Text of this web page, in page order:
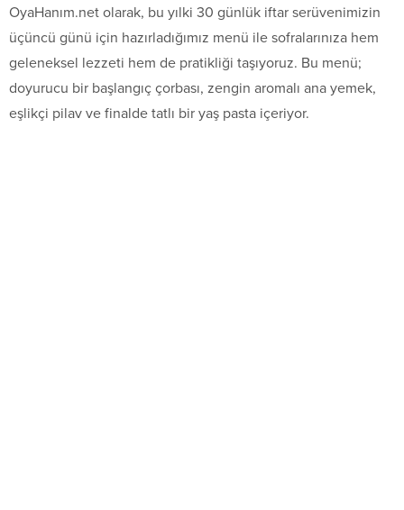
OyaHanım.net olarak, bu yılki 30 günlük iftar serüvenimizin
üçüncü günü için hazırladığımız menü ile sofralarınıza hem
geleneksel lezzeti hem de pratikliği taşıyoruz. Bu menü;
doyurucu bir başlangıç çorbası, zengin aromalı ana yemek,
eşlikçi pilav ve finalde tatlı bir yaş pasta içeriyor.